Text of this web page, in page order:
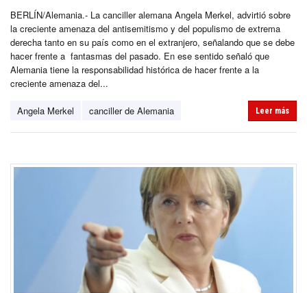
BERLÍN/Alemania.- La canciller alemana Angela Merkel, advirtió sobre
la creciente amenaza del antisemitismo y del populismo de extrema
derecha tanto en su país como en el extranjero, señalando que se debe
hacer frente a fantasmas del pasado. En ese sentido señaló que
Alemania tiene la responsabilidad histórica de hacer frente a la
creciente amenaza del...
Angela Merkel canciller de Alemania Leer más